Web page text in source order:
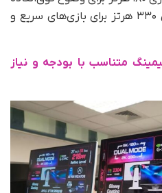
و رزولوشن 2K با نرخ نوسازی ۳۳۰ هرتز برای بازی‌های سریع و
متناسب با بودجه و نیاز